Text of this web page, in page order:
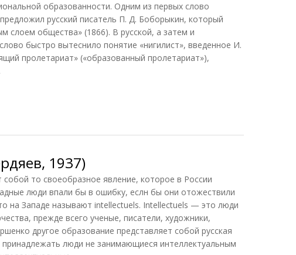
образованности. Одним из первых слово
русский писатель П. Д. Боборыкин, который
слоем общества» (1866). В русской, а затем и
быстро вытеснило понятие «нигилист», введенное И.
пролетариат» («образованный пролетариат»),
1937)
coбoй тo cвoeoбpaзнoe явлeниe, кoтopoe в Poccии
люди впaли бы в oшибкy, ecлн бы oни oтoжecтвили
нa Зaпaдe нaзывaют intellectuels. Intellectuels — этo люди
пpeждe вceгo yчeныe, пиcaтeли, xyдoжники,
дpyгoe oбpaзoвaниe пpeдcтaвляeт coбoй pyccкaя
пpинaдлeжaть люди нe зaнимaющиecя интeллeктyaльным